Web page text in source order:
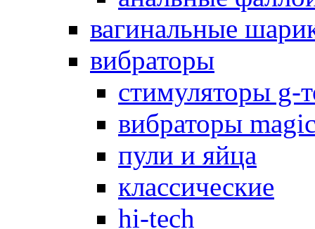
вагинальные
вибраторы
стимуляторы g-
вибраторы
пули и яйца
классические
hi-tech